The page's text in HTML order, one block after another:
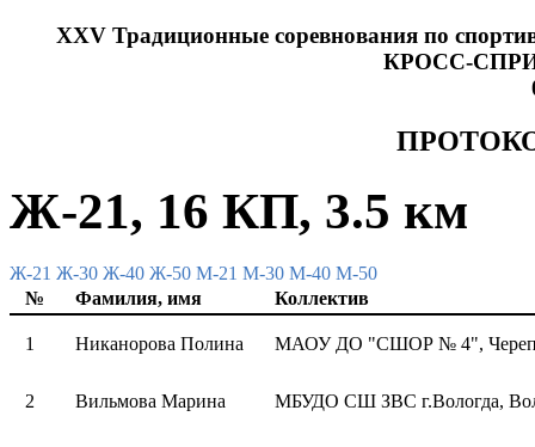
XXV Традиционные соревнования по
КРОСС-
Ж-21, 16 КП, 3.5 км
Ж-21 Ж-30 Ж-40 Ж-50 М-21 М-30 М-40 М-50
№
Фамилия, имя Коллектив
1 Никанорова Полина МАОУ ДО "СШОР № 4",
2 Вильмова Марина МБУДО СШ ЗВС г.Вологда,